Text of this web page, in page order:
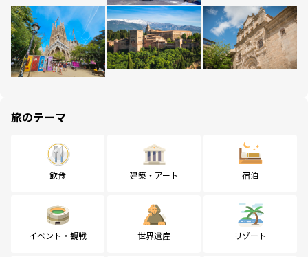
旅のテーマ
飲食 建築・アート 宿泊
イベント・観戦 世界遺産 リゾート